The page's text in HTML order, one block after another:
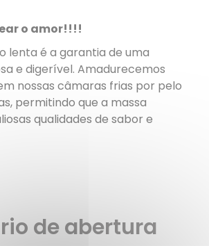
o amor!!!!
lenta é a garantia de uma
e digerível. Amadurecemos
nossas câmaras frias por pelo
permitindo que a massa
qualidades de sabor e
de abertura